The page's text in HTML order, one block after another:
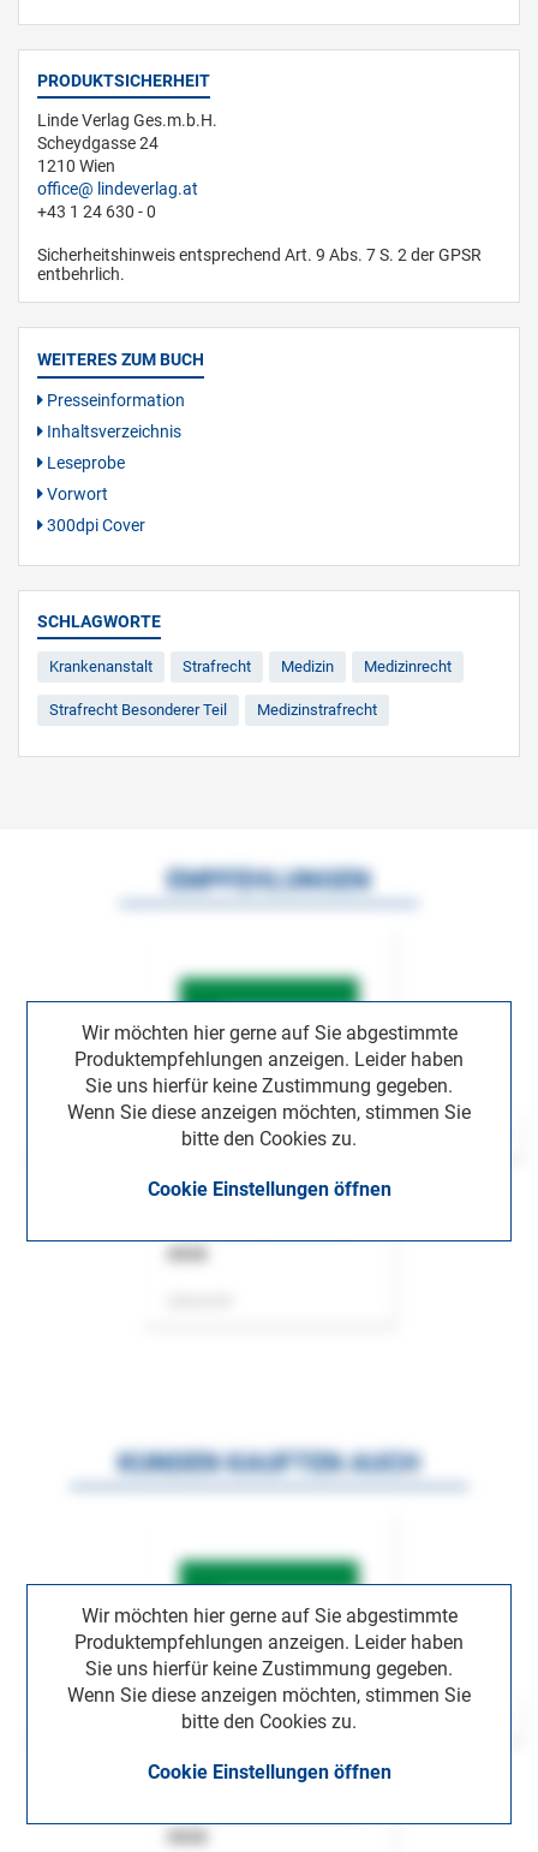
PRODUKTSICHERHEIT
Linde Verlag Ges.m.b.H.
Scheydgasse 24
1210 Wien
office
lindeverlag.at
+43 1 24 630 - 0
Sicherheitshinweis entsprechend Art. 9 Abs. 7 S. 2 der GPSR
entbehrlich.
WEITERES ZUM BUCH
Presseinformation
Inhaltsverzeichnis
Leseprobe
Vorwort
300dpi Cover
SCHLAGWORTE
Krankenanstalt Strafrecht Medizin Medizinrecht
Strafrecht Besonderer Teil Medizinstrafrecht
Wir möchten hier gerne auf Sie abgestimmte
Produktempfehlungen anzeigen. Leider haben
Sie uns hierfür keine Zustimmung gegeben.
Wenn Sie diese anzeigen möchten, stimmen Sie
bitte den Cookies zu.
Cookie Einstellungen öffnen
EMPFEHLUNGEN
Wir möchten hier gerne auf Sie abgestimmte
Produktempfehlungen anzeigen. Leider haben
Sie uns hierfür keine Zustimmung gegeben.
Wenn Sie diese anzeigen möchten, stimmen Sie
bitte den Cookies zu.
Cookie Einstellungen öffnen
KUNDEN KAUFTEN AUCH